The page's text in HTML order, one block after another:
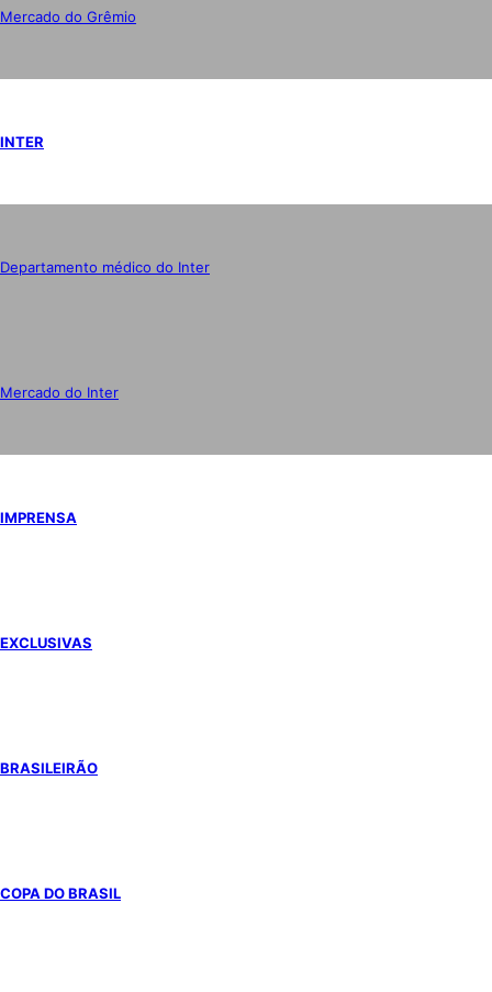
Mercado do Grêmio
INTER
Departamento médico do Inter
Mercado do Inter
IMPRENSA
EXCLUSIVAS
BRASILEIRÃO
COPA DO BRASIL